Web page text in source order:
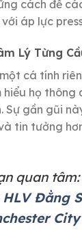
cách để
áp lực
Lý Từng
cá tính
hiểu họ thông
Sự gần gũi
tin tưởng
quan tâm:
Đằng
City